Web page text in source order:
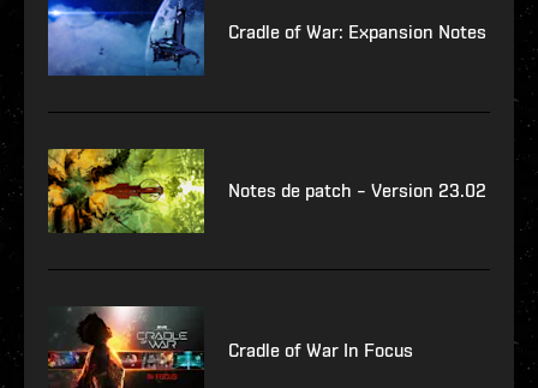
Cradle of War: Expansion Notes
Notes de patch – Version 23.02
Cradle of War In Focus